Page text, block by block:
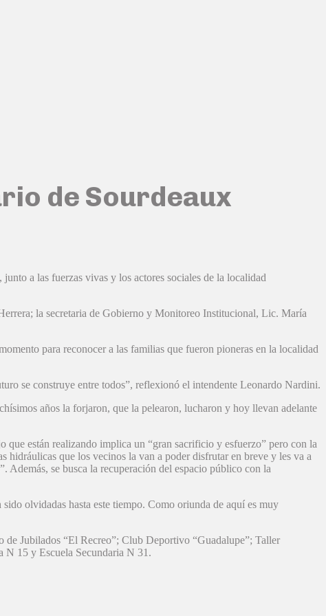
de Sourdeaux
a las fuerzas vivas y los actores sociales de la localidad
la secretaria de Gobierno y Monitoreo Institucional, Lic. María
para reconocer a las familias que fueron pioneras en la localidad
se construye entre todos”, reflexionó el intendente Leonardo Nardini.
años la forjaron, que la pelearon, lucharon y hoy llevan adelante
están realizando implica un “gran sacrificio y esfuerzo” pero con la
hidráulicas que los vecinos la van a poder disfrutar en breve y les va a
se busca la recuperación del espacio público con la
olvidadas hasta este tiempo. Como oriunda de aquí es muy
de Jubilados “El Recreo”; Club Deportivo “Guadalupe”; Taller
N 15 y Escuela Secundaria N 31.